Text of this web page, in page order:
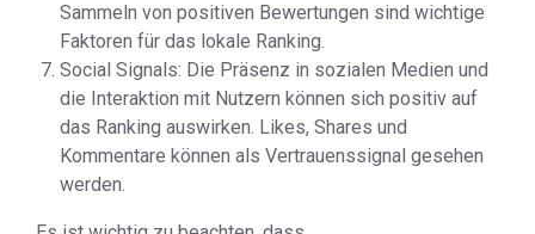
Sammeln von positiven Bewertungen sind wichtige
Faktoren für das lokale Ranking.
Social Signals: Die Präsenz in sozialen Medien und
die Interaktion mit Nutzern können sich positiv auf
das Ranking auswirken. Likes, Shares und
Kommentare können als Vertrauenssignal gesehen
werden.